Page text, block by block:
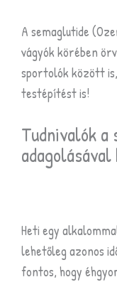
A semaglutide
vágyók körében
sportolók között
testépítést is!
Tudnivalók
Heti egy
lehetőleg azonos
fontos, hogy